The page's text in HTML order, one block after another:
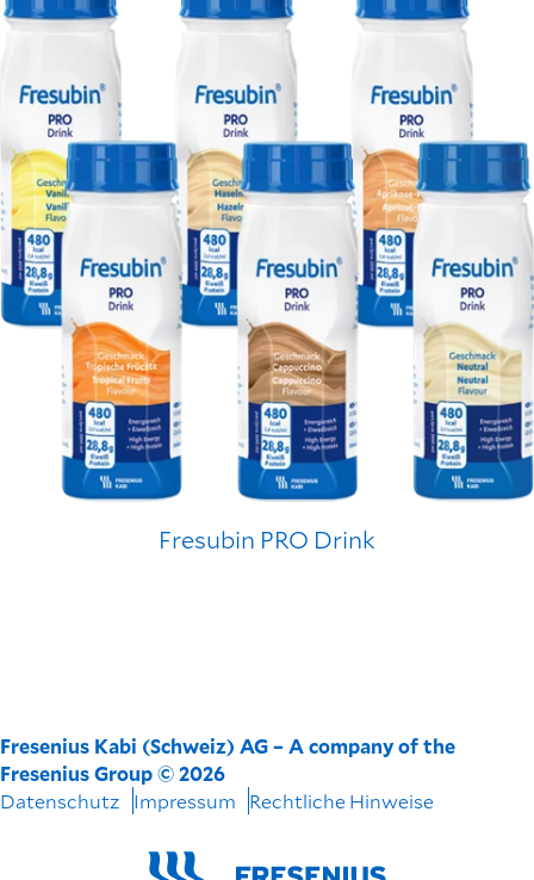
Fresubin PRO Drink
Fresenius Kabi (Schweiz) AG – A company of the
Fresenius Group © 2026
Datenschutz
Impressum Rechtliche Hinweise